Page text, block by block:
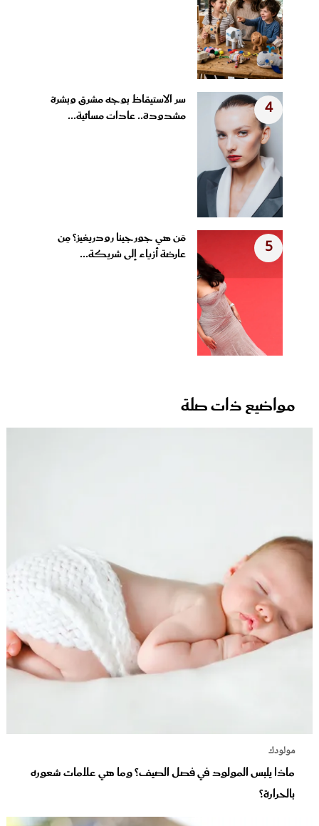
4
سر الاستيقاظ بوجه مشرق وبشرة
مشدودة.. عادات مسائية...
5
مَن هي جورجينا رودريغيز؟ مِن
عارضة أزياء إلى شريكة...
مواضيع ذات صلة
مولودك
ماذا يلبس المولود في فصل الصيف؟ وما هي علامات شعوره
بالحرارة؟